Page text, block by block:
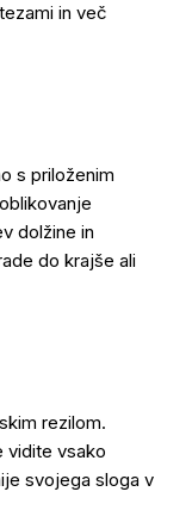
in več
s priloženim
dolžine in
do krajše ali
rezilom.
vidite vsako
svojega sloga v